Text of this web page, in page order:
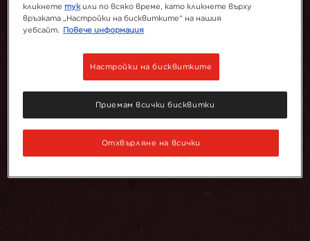
кликнете тукили по всяко време, като кликнете върху
връзката „Настройки на бисквитките“ на нашия
уебсайт. Повече информация
Настройки на бисквитките
Отхвърляне на всички
Приемам всички бисквитки